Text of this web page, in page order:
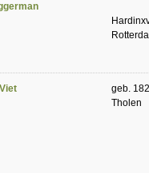
geb.
Tholen